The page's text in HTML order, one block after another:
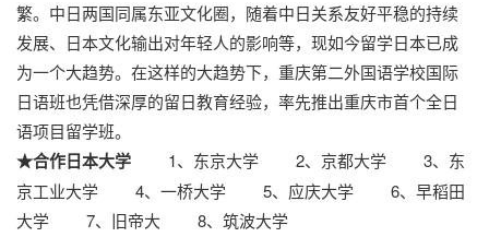
繁。中日两国同属东亚文化圈，随着中日关系友好平稳的持续
发展、日本文化输出对年轻人的影响等，现如今留学日本已成
为一个大趋势。在这样的大趋势下，重庆第二外国语学校国际
日语班也凭借深厚的留日教育经验，率先推出重庆市首个全日
语项目留学班。
★合作日本大学 1、东京大学 2、京都大学 3、东
京工业大学 4、一桥大学 5、应庆大学 6、早稻田
大学 7、旧帝大 8、筑波大学